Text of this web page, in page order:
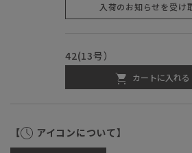
入荷のお知らせを受け
42(13号）
カートに入れる
【 アイコンについて】